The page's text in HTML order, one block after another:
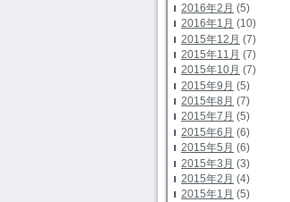
2016年2月 (5)
2016年1月 (10)
2015年12月 (7)
2015年11月 (7)
2015年10月 (7)
2015年9月 (5)
2015年8月 (7)
2015年7月 (5)
2015年6月 (6)
2015年5月 (6)
2015年3月 (3)
2015年2月 (4)
2015年1月 (5)